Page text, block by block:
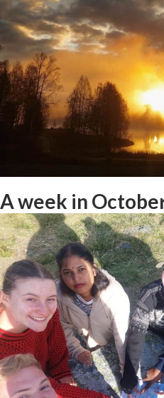
Student
Norwegian
A week in